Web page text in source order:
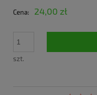
Cena: 24,00 zł
szt.